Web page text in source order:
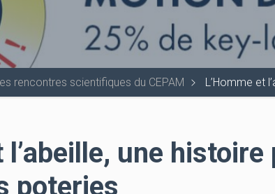
rencontres scientifiques du CEPAM L’Homme et
l’abeille, une
poteries